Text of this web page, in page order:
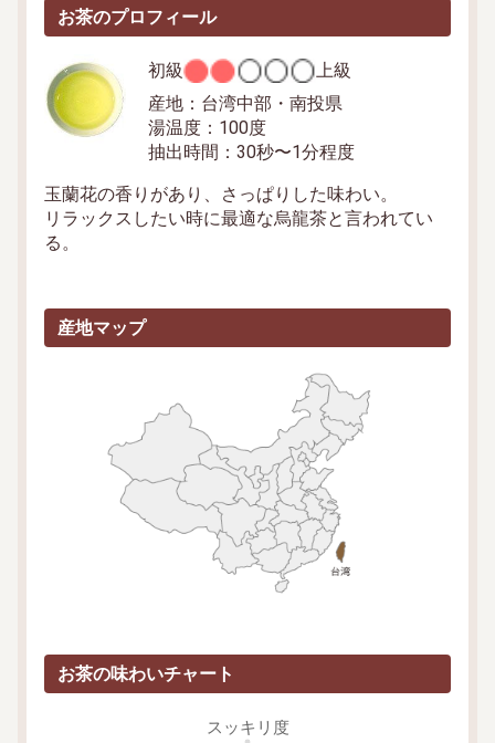
お茶のプロフィール
初級
上級
産地： 台湾中部・南投県
湯温度： 100度
抽出時間： 30秒〜1分程度
玉蘭花の香りがあり、さっぱりした味わい。
リラックスしたい時に最適な烏龍茶と言われてい
る。
産地マップ
お茶の味わいチャート